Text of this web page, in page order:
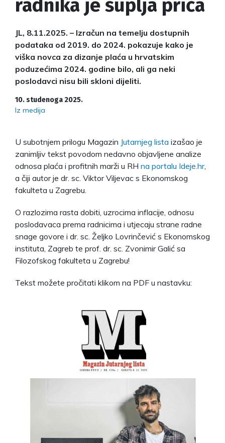
radnika je šuplja priča
JL, 8.11.2025. – Izračun na temelju dostupnih
podataka od 2019. do 2024. pokazuje kako je
viška novca za dizanje plaća u hrvatskim
poduzećima 2024. godine bilo, ali ga neki
poslodavci nisu bili skloni dijeliti.
10. studenoga 2025.
Iz medija
U subotnjem prilogu Magazin Jutarnjeg lista izašao je
zanimljiv tekst povodom nedavno objavljene analize
odnosa plaća i profitnih marži u RH na portalu Ideje.hr,
a čiji autor je dr. sc. Viktor Viljevac s Ekonomskog
fakulteta u Zagrebu.
O razlozima rasta dobiti, uzrocima inflacije, odnosu
poslodavaca prema radnicima i utjecaju strane radne
snage govore i dr. sc. Željko Lovrinčević s Ekonomskog
instituta, Zagreb te prof. dr. sc. Zvonimir Galić sa
Filozofskog fakulteta u Zagrebu!
Tekst možete pročitati klikom na PDF u nastavku: